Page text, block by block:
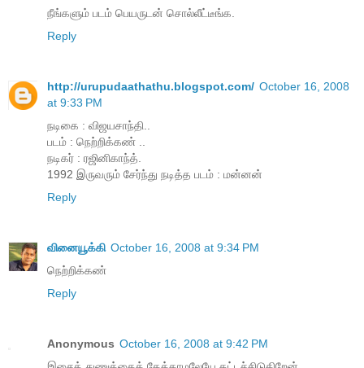
நீங்களும் படம் பெயருடன் சொல்லீட்டீங்க.
Reply
http://urupudaathathu.blogspot.com/ October 16, 2008
at 9:33 PM
நடிகை : விஜயசாந்தி..
படம் : நெற்றிக்கண் ..
நடிகர் : ரஜினிகாந்த்.
1992 இருவரும் சேர்ந்து நடித்த படம் : மன்னன்
Reply
வினையூக்கி October 16, 2008 at 9:34 PM
நெற்றிக்கண்
Reply
Anonymous October 16, 2008 at 9:42 PM